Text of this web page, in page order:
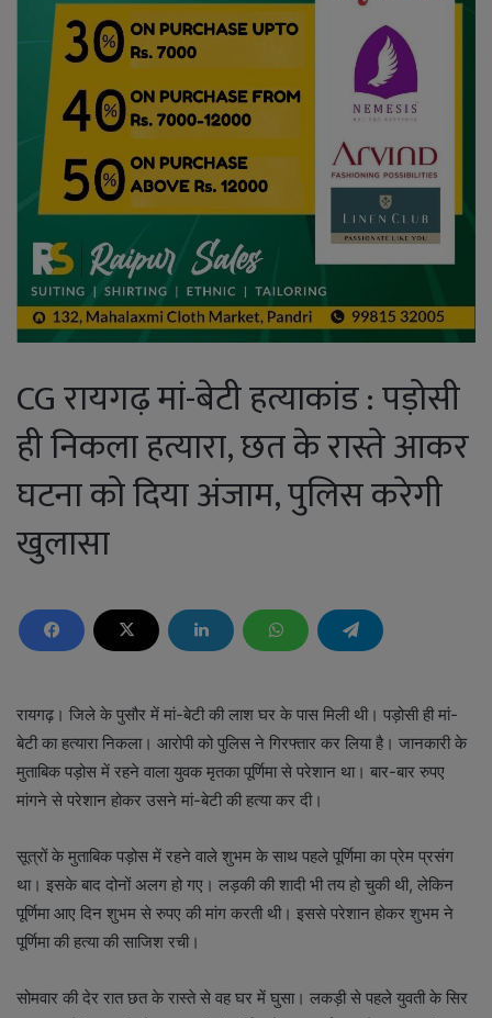
CG रायगढ़ मां-बेटी हत्याकांड : पड़ोसी
ही निकला हत्यारा, छत के रास्ते आकर
घटना को दिया अंजाम, पुलिस करेगी
खुलासा
रायगढ़। जिले के पुसौर में मां-बेटी की लाश घर के पास मिली थी। पड़ोसी ही मां-
बेटी का हत्यारा निकला। आरोपी को पुलिस ने गिरफ्तार कर लिया है। जानकारी के
मुताबिक पड़ोस में रहने वाला युवक मृतका पूर्णिमा से परेशान था। बार-बार रुपए
मांगने से परेशान होकर उसने मां-बेटी की हत्या कर दी।
सूत्रों के मुताबिक पड़ोस में रहने वाले शुभम के साथ पहले पूर्णिमा का प्रेम प्रसंग
था। इसके बाद दोनों अलग हो गए। लड़की की शादी भी तय हो चुकी थी, लेकिन
पूर्णिमा आए दिन शुभम से रुपए की मांग करती थी। इससे परेशान होकर शुभम ने
पूर्णिमा की हत्या की साजिश रची।
सोमवार की देर रात छत के रास्ते से वह घर में घुसा। लकड़ी से पहले युवती के सिर